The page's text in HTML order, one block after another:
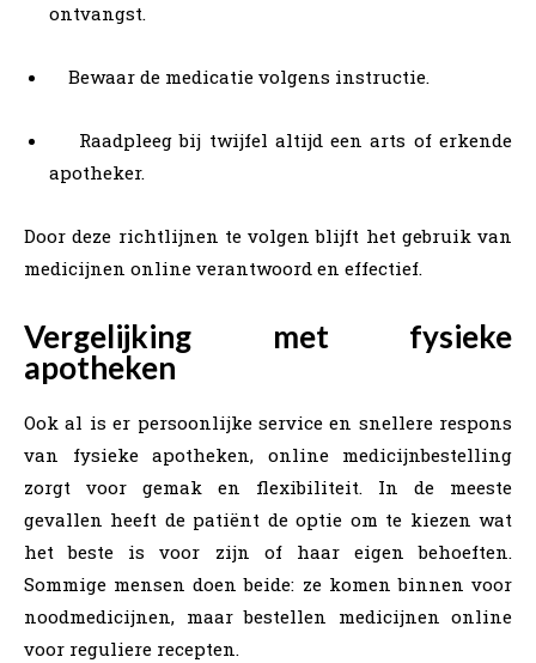
ontvangst.
Bewaar de medicatie volgens instructie.
Raadpleeg bij twijfel altijd een arts of erkende
apotheker.
Door deze richtlijnen te volgen blijft het gebruik van
medicijnen online verantwoord en effectief.
Vergelijking met fysieke
apotheken
Ook al is er persoonlijke service en snellere respons
van fysieke apotheken, online medicijnbestelling
zorgt voor gemak en flexibiliteit. In de meeste
gevallen heeft de patiënt de optie om te kiezen wat
het beste is voor zijn of haar eigen behoeften.
Sommige mensen doen beide: ze komen binnen voor
noodmedicijnen, maar bestellen medicijnen online
voor reguliere recepten.